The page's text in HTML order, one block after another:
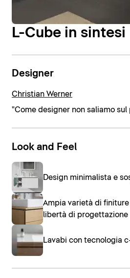
L-Cube in sintesi
Designer
Christian Werner
"Come designer non saliamo sul
Look and Feel
Design minimalista e
Ampia varietà di
libertà di progettazione
Lavabi con tecnologia